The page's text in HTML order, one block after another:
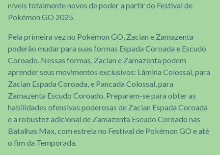
níveis totalmente novos de poder a partir do Festival de
Pokémon GO 2025.
Pela primeira vez no Pokémon GO, Zacian e Zamazenta
poderão mudar para suas formas Espada Coroada e Escudo
Coroado. Nessas formas, Zacian e Zamazenta podem
aprender seus movimentos exclusivos: Lâmina Colossal, para
Zacian Espada Coroada, e Pancada Colossal, para
Zamazenta Escudo Coroado. Preparem-se para obter as
habilidades ofensivas poderosas de Zacian Espada Coroada
e a robustez adicional de Zamazenta Escudo Coroado nas
Batalhas Max, com estreia no Festival de Pokémon GO e até
o fim da Temporada.